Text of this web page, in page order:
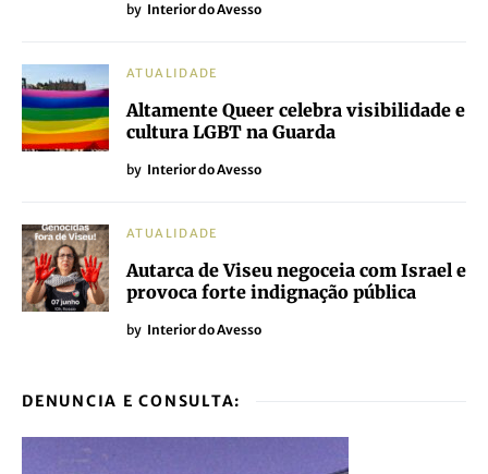
by Interior do Avesso
ATUALIDADE
Altamente Queer celebra visibilidade e
cultura LGBT na Guarda
by Interior do Avesso
ATUALIDADE
Autarca de Viseu negoceia com Israel e
provoca forte indignação pública
by Interior do Avesso
DENUNCIA E CONSULTA: